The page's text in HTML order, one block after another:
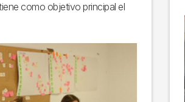
como objetivo principal el